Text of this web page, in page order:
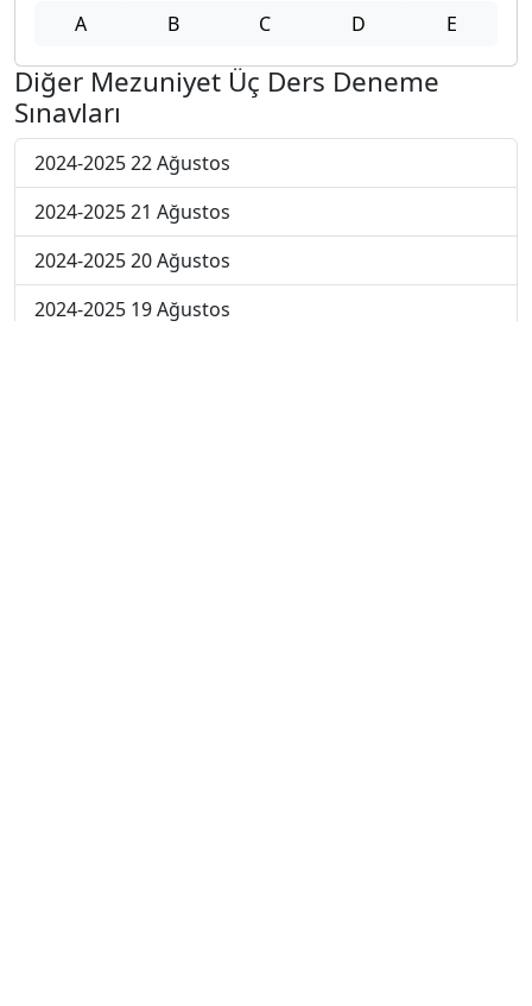
A B C D E
Diğer Mezuniyet Üç Ders Deneme
Sınavları
2024-2025 22 Ağustos
2024-2025 21 Ağustos
2024-2025 20 Ağustos
2024-2025 19 Ağustos